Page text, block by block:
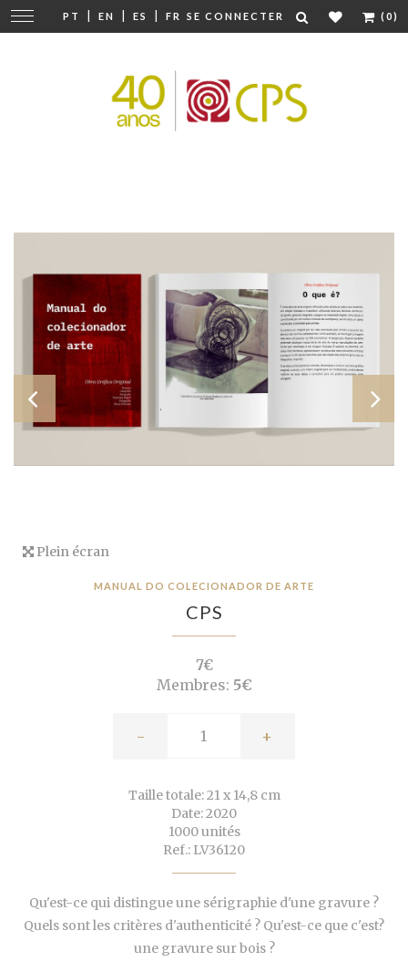
PT | EN | ES | FR SE CONNECTER (0)
Modifier
la
Plein écran
MANUAL DO COLECIONADOR DE ARTE
CPS
7€
Membres: 5€
- +
Taille totale: 21 x 14,8 cm
Date: 2020
1000 unités
Ref.: LV36120
Qu'est-ce qui distingue une sérigraphie d'une gravure ?
Quels sont les critères d'authenticité ? Qu'est-ce que c'est?
une gravure sur bois ?